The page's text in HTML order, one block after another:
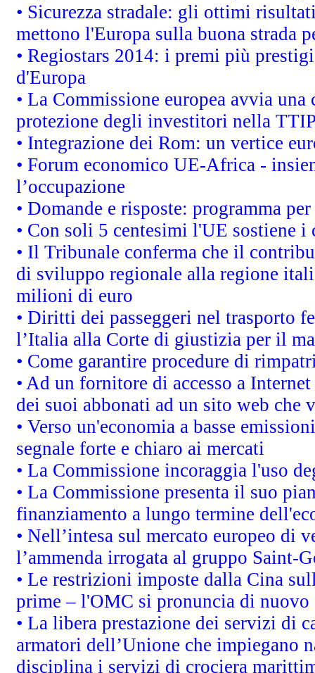
• Sicurezza stradale: gli ottimi
mettono l'Europa sulla buona strada
• Regiostars 2014: i premi più
d'Europa
• La Commissione europea avvia
protezione degli investitori nella
• Integrazione dei Rom: un vertice
• Forum economico UE-Africa -
l’occupazione
• Domande e risposte: programma
• Con soli 5 centesimi l'UE sostiene
• Il Tribunale conferma che il
di sviluppo regionale alla regione
milioni di euro
• Diritti dei passeggeri nel trasporto
l’Italia alla Corte di giustizia per il
• Come garantire procedure di
• Ad un fornitore di accesso a
dei suoi abbonati ad un sito web che
• Verso un'economia a basse
segnale forte e chiaro ai mercati
• La Commissione incoraggia l'uso
• La Commissione presenta il suo
finanziamento a lungo termine
• Nell’intesa sul mercato europeo
l’ammenda irrogata al gruppo
• Le restrizioni imposte dalla Cina
prime – l'OMC si pronuncia di
• La libera prestazione dei servizi di
armatori dell’Unione che impiegano
disciplina i servizi di crociera